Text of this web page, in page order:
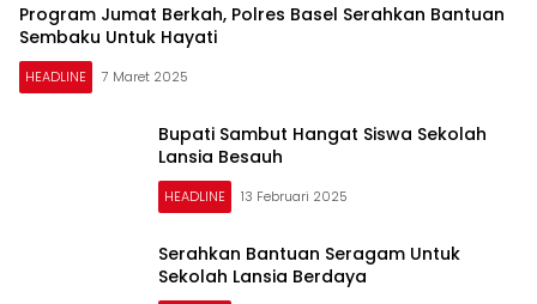
Program Jumat Berkah, Polres Basel Serahkan Bantuan
Sembaku Untuk Hayati
HEADLINE 7 Maret 2025
Bupati Sambut Hangat Siswa Sekolah
Lansia Besauh
HEADLINE 13 Februari 2025
Serahkan Bantuan Seragam Untuk
Sekolah Lansia Berdaya